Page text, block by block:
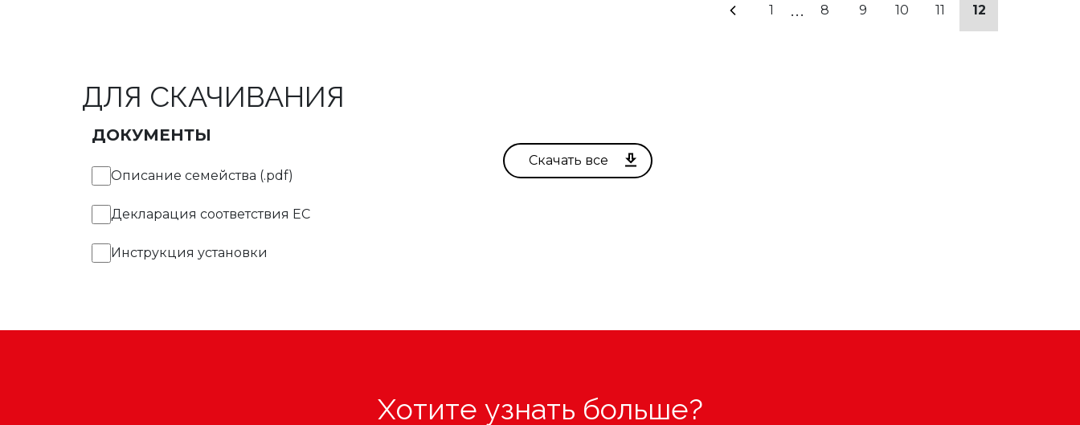
1 ... 8 9 10 11 12
ДЛЯ СКАЧИВАНИЯ
ДОКУМЕНТЫ
Описание семейства (.pdf)
Декларация соответствия EC
Инструкция установки
Хотите узнать больше?